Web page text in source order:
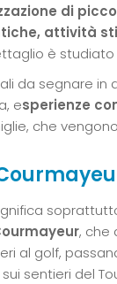
di
attività
è
da segnare in
esperienze
che
, che
al golf,
sentieri del